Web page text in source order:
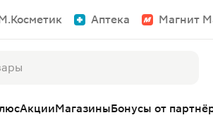
Аптека Магнит
АкцииМагазиныБонусы от